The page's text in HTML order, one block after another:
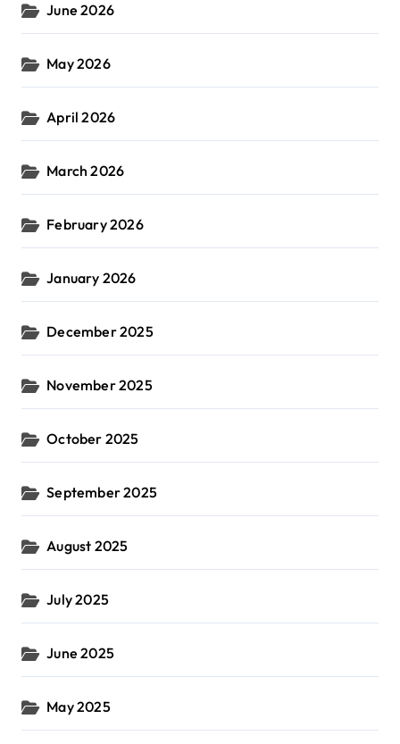
June 2026
May 2026
April 2026
March 2026
February 2026
January 2026
December 2025
November 2025
October 2025
September 2025
August 2025
July 2025
June 2025
May 2025